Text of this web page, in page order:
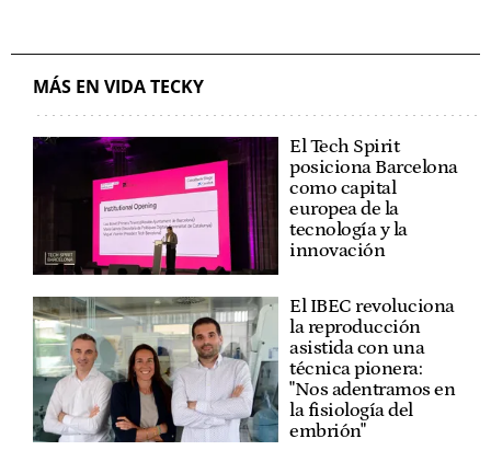
MÁS EN VIDA TECKY
El Tech Spirit
posiciona Barcelona
como capital
europea de la
tecnología y la
innovación
El IBEC revoluciona
la reproducción
asistida con una
técnica pionera:
"Nos adentramos en
la fisiología del
embrión"